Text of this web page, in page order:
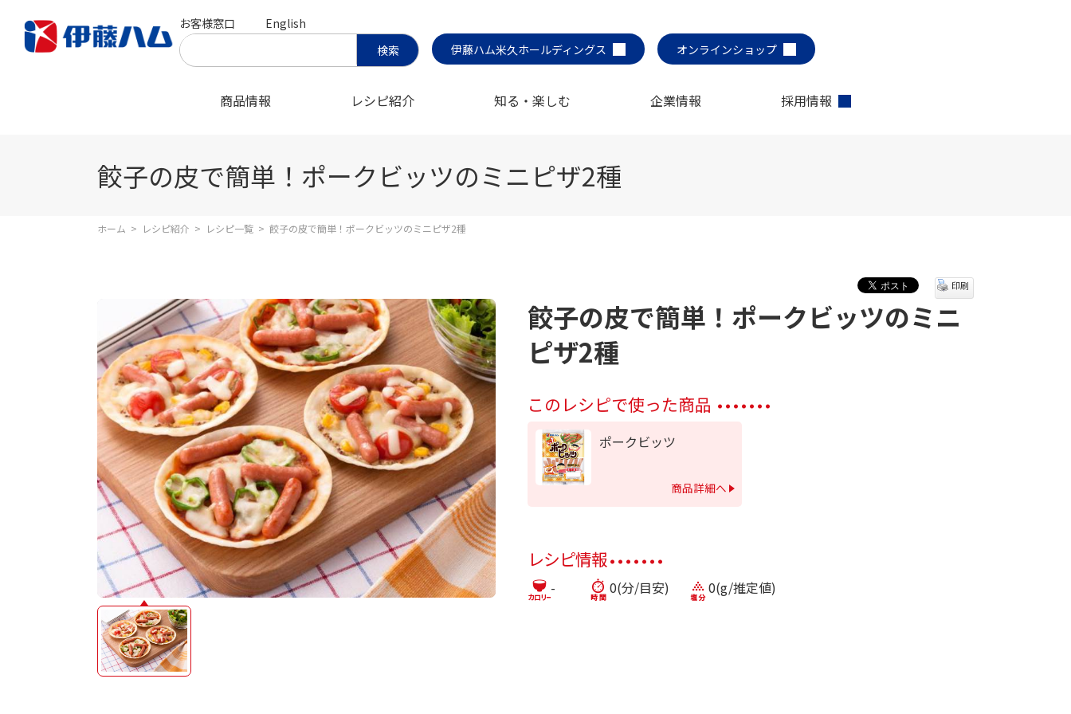
お客様窓口
English
伊藤ハム米久ホールディングス
オンラインショップ
商品情報 レシピ紹介 知る・楽しむ 企業情報 採用情報
餃子の皮で簡単！ポークビッツのミニピザ2種
ホーム > レシピ紹介 > レシピ一覧 > 餃子の皮で簡単！ポークビッツのミニピザ2種
餃子の皮で簡単！ポークビッツのミニ
ピザ2種
印刷
このレシピで使った商品
ポークビッツ
商品詳細へ
レシピ情報
- 0(分/目安) 0(g/推定値)